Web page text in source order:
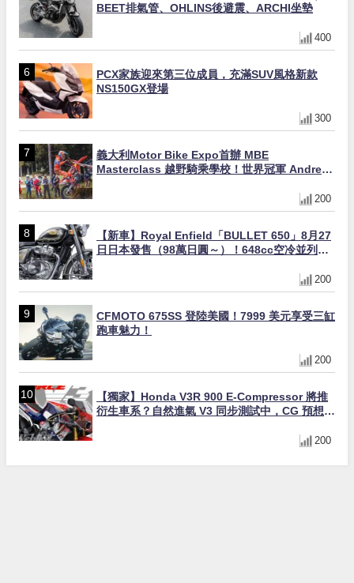
BEET排氣管、OHLINS後避震、ARCHI坐墊
400
PCX家族迎來第三位成員，充滿SUV風格新款
NS150GX登場
300
義大利Motor Bike Expo首辦 MBE
Masterclass 越野騎乘學校！世界冠軍 Andrea
200
【新車】Royal Enfield「BULLET 650」8月27
日日本發售（98萬日圓～）！648cc空冷並列雙
200
CFMOTO 675SS 登陸美國！7999 美元享受三缸
跑車魅力！
200
【獨家】Honda V3R 900 E-Compressor 將推
衍生車系？自然進氣 V3 同步測試中，CG 預想曝
200